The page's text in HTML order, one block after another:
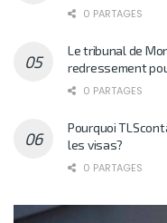
0 PARTAGES
Le tribunal de
redressement
0 PARTAGES
Pourquoi
les visas?
0 PARTAGES